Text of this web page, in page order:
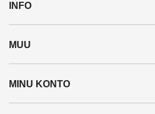
INFO
Ostuinfo
Transpordi tingimused
MUU
Kaubamärgid
MINU KONTO